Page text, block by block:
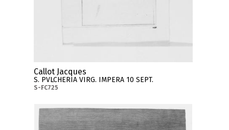
Callot Jacques
S. PVLCHERIA VIRG. IMPERA 10 SEPT.
S-FC725